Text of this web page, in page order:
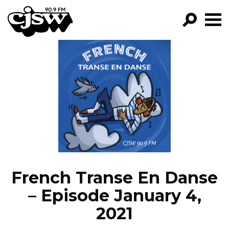
CJSW
PROGRAMS
EPISODES
NEWS
French Transe En Danse
– Episode January 4,
2021